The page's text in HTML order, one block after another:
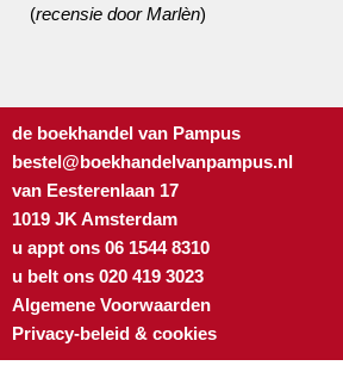
(recensie door Marlèn)
de boekhandel van Pampus
bestel@boekhandelvanpampus.nl
van Eesterenlaan 17
1019 JK Amsterdam
u appt ons 06 1544 8310
u belt ons 020 419 3023
Algemene Voorwaarden
Privacy-beleid & cookies